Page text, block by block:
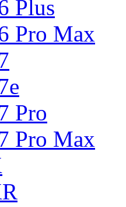
Plus
Pro Max
Pro
Pro Max